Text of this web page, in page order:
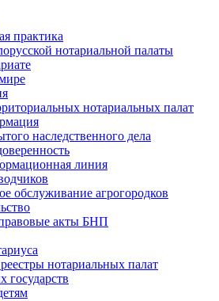
практика
нотариальной палаты
нотариальных палат
наследственного дела
линия
обслуживание агрогородков
акты БНП
нотариальных палат
государств